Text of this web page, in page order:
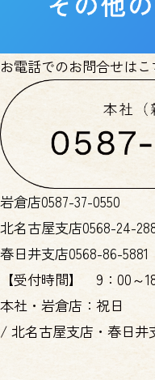
お電話でのお問合せはこ
岩倉店0587-37-0550
北名古屋支店0568-24-
春日井支店0568-86-5881
【受付時間】
9：00～
本社・岩倉店：祝日
/ 北名古屋支店・春日井